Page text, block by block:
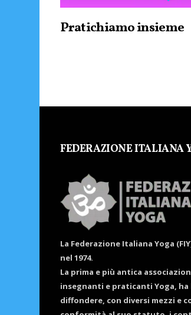
Pratichiamo insieme
FEDERAZIONE ITALIANA
La Federazione Italiana Yoga
nel 1974.
La prima e più antica
insegnanti e praticanti Yoga, ha
diffondere, con diversi mezzi e